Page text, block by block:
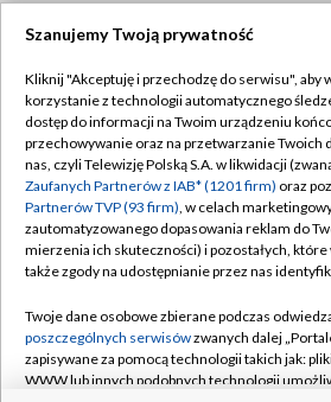
TVP
Abonament TVP
Emisja w TVP
Centrum informacji TVP
Naziemna Telewizja Cyfrowa
Rada Programowa
System NOS
Regulamin
Polityka
Moje zgody
Pomoc
Kontakt
Szanujemy Twoją prywatność
Kliknij "Akceptuję i przechodzę do serwisu", aby
korzystanie z technologii automatycznego
dostęp do informacji na Twoim urządzeniu
przechowywanie oraz na przetwarzanie Twoich
nas, czyli Telewizję Polską S.A. w likwidacji
Zaufanych Partnerów z IAB* (1201 firm) oraz
Partnerów TVP (93 firm), w celach
zautomatyzowanego dopasowania reklam do
mierzenia ich skuteczności) i pozostałych,
także zgody na udostępnianie przez nas
Twoje dane osobowe zbierane podczas
poszczególnych serwisówzwanych dalej
zapisywane za pomocą technologii takich jak:
WWW lub innych podobnych technologii